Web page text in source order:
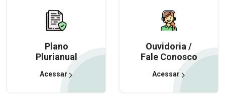
Plano
Plurianual
Acessar
Ouvidoria /
Fale Conosco
Acessar